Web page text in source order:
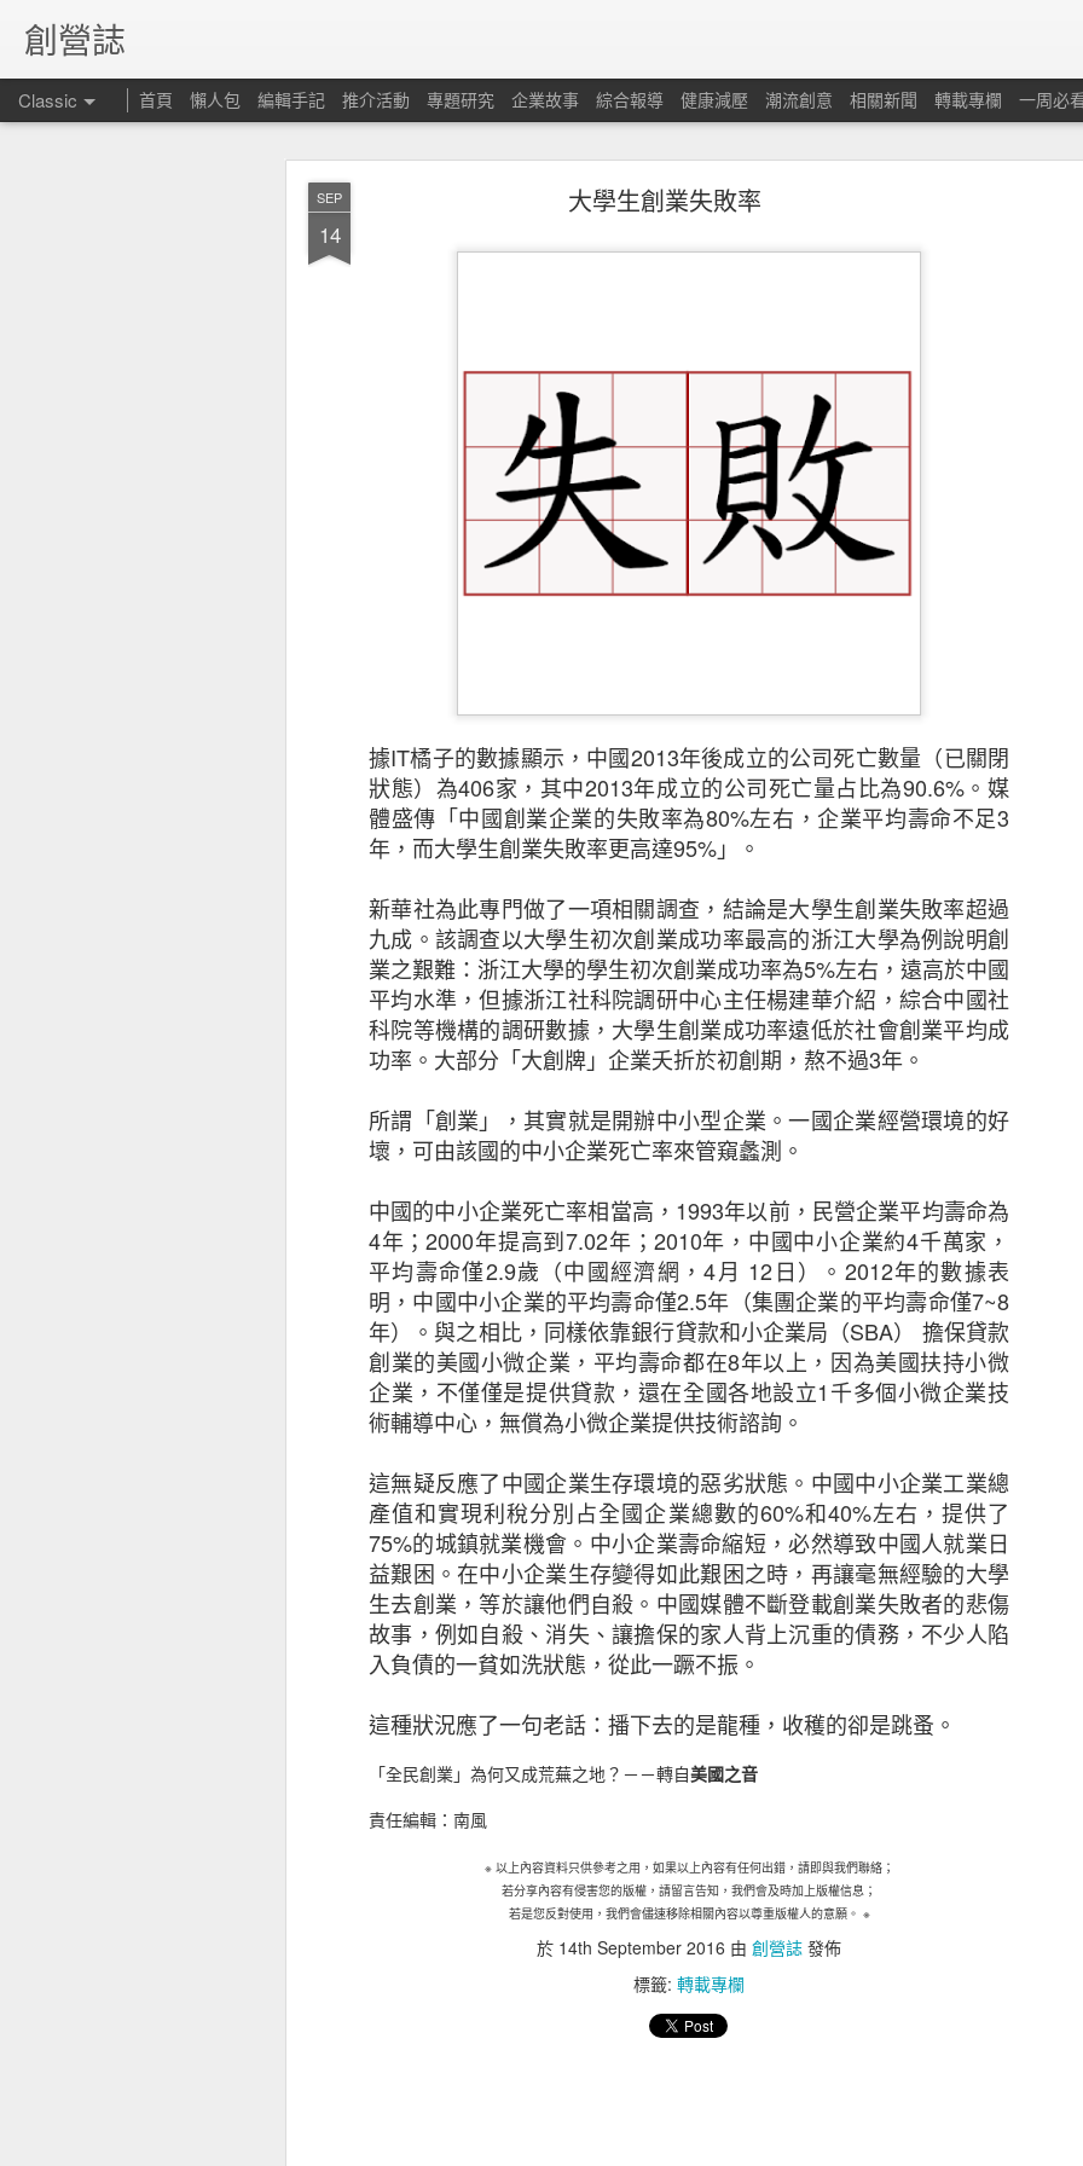
SEP
14
大學生創業失敗率
據IT橘子的數據顯示，中國2013年後成立的公司死亡數量（已關閉
狀態）為406家，其中2013年成立的公司死亡量占比為90.6%。媒
體盛傳「中國創業企業的失敗率為80%左右，企業平均壽命不足3
年，而大學生創業失敗率更高達95%」。
新華社為此專門做了一項相關調查，結論是大學生創業失敗率超過
九成。該調查以大學生初次創業成功率最高的浙江大學為例說明創
業之艱難：浙江大學的學生初次創業成功率為5%左右，遠高於中國
平均水準，但據浙江社科院調研中心主任楊建華介紹，綜合中國社
科院等機構的調研數據，大學生創業成功率遠低於社會創業平均成
功率。大部分「大創牌」企業夭折於初創期，熬不過3年。
所謂「創業」，其實就是開辦中小型企業。一國企業經營環境的好
壞，可由該國的中小企業死亡率來管窺蠡測。
中國的中小企業死亡率相當高， 1993年以前，民營企業平均壽命為
4年；2000年提高到7.02年； 2010年，中國中小企業約4千萬家，
平均壽命僅2.9歲（中國經濟網，4月 12日）。 2012年的數據表
明，中國中小企業的平均壽命僅2.5年（集團企業的平均壽命僅7~8
年）。與之相比，同樣依靠銀行貸款和小企業局（SBA）
擔保貸款
創業的美國小微企業，平均壽命都在8年以上，因為美國扶持小微
企業，不僅僅是提供貸款，還在全國各地設立1千多個小微企業技
術輔導中心，無償為小微企業提供技術諮詢。
這無疑反應了中國企業生存環境的惡劣狀態。中國中小企業工業總
產值和實現利稅分別占全國企業總數的60%和40%左右，提供了
75%的城鎮就業機會。中小企業壽命縮短，必然導致中國人就業日
益艱困。在中小企業生存變得如此艱困之時，再讓毫無經驗的大學
生去創業，等於讓他們自殺。中國媒體不斷登載創業失敗者的悲傷
故事，例如自殺、消失、讓擔保的家人背上沉重的債務，不少人陷
入負債的一貧如洗狀態，從此一蹶不振。
這種狀況應了一句老話：播下去的是龍種，收穫的卻是跳蚤。
「全民創業」為何又成荒蕪之地？－－轉自美國之音
責任編輯：南風
※ 以上內容資料只供參考之用，如果以上內容有任何出錯，請即與我們聯絡；
若分享內容有侵害您的版權，請留言告知，我們會及時加上版權信息；
若是您反對使用，我們會儘速移除相關內容以尊重版權人的意願。 ※
於 14th September 2016 由 創營誌 發佈
標籤: 轉載專欄
創營誌
Classic 首頁 懶人包 編輯手記 推介活動 專題研究 企業故事 綜合報導 健康減壓 潮流創意 相關新聞 轉載專欄 一周必
但仍憂慮經濟有可能下滑及在獲取新客戶和控制業務成本方面
昆士蘭保險香港最新的調查發現，本港中小企對商業及經濟前景已重拾信
香港及其他市場經濟有可能下滑、難於獲取新客戶及業務成本上漲等問題。
是次發表的中小企調查顯示，近五分之二（39%）的香港中小企表示過去
下滑，並曾憂慮經濟前景將更趨悲觀，持相反看法的受訪者則有三分之一
被問及未來12個月的前景時，接近一半（47%）的中小企預計其業務的銷
為經濟前景正面。
儘管對前景持樂觀態度，但不少中小企表示憂慮香港及其他市場的經濟有
影響其業務表現（38%），該比例較2021年大幅上升8個百分點。他們認
徵狀是：投資者和消費者信心下跌、全球通脹上升以及本港客戶需求下降
能性外，中小企亦擔心在保留現有客戶及獲取新客戶時面對的困難（37%
（34%）。
值得注意的是，越來越多中小企憂慮董事被指控參與不當行為而須承擔
2020年的18%逐漸上升至是次調查顯示的26%，其中一個潛在原因是監管要
基於上述的憂慮，中小企預計在未來12個月將增加在僱員培訓、僱員人數
面的開支，同時繼續全力控制成本。
中小企正重新考慮增加海外業務
擁有海外業務的本港中小企比例為 29%，較2021年的37%有所下降。然而
接近半數（47%）中小企仍計劃在未來一至兩年擴大海外業務，再次反映
取新客戶方面的擔憂。雖然中小企擁有進取的拓展計劃，但他們對跨國保
37% ，較2021年的43%為低。其中，大型中小企以及已經國際化並有意進
小企對跨國保險的認識最多。至於只有本地業務的受訪中小企中，14%
場，當中72%會考慮購買跨國保險。
昆士蘭保險北亞地區行政總裁及亞洲區區域分銷主管于蕾表示：「雖然部
能出現負面因素，但他們似乎對明年持審慎樂觀態度，並希望在本港和海
要考慮不斷演變的當地法律、市場慣例和保險規定，以至及稅務規例、
等，企業要在不同市場妥善處理和安排保險並非易事。然而，他們對成本
其忽視保險作為風險管理工具的價值。」
只有少數中小企有就其關注的業務風險購買相關保險
本港中小企最關注的業務風險仍然是業務中斷導致收入減少（75%）、核
及設備故障（69%）。雖然中小企對這些事件的憂慮在過去三年不斷增加